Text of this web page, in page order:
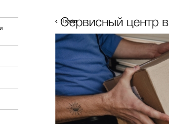
Назад
Сервисный центр